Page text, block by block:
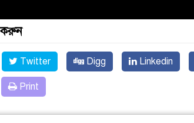
করুন
Twitter Digg Linkedin
Print